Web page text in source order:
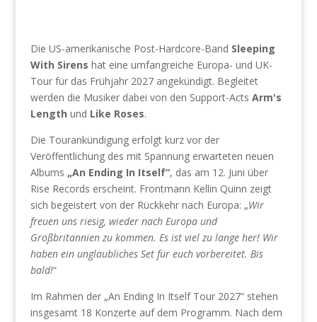
Die US-amerikanische Post-Hardcore-Band Sleeping
With Sirens hat eine umfangreiche Europa- und UK-
Tour für das Frühjahr 2027 angekündigt. Begleitet
werden die Musiker dabei von den Support-Acts Arm's
Length und Like Roses.
Die Tourankündigung erfolgt kurz vor der
Veröffentlichung des mit Spannung erwarteten neuen
Albums „An Ending In Itself“, das am 12. Juni über
Rise Records erscheint. Frontmann Kellin Quinn zeigt
sich begeistert von der Rückkehr nach Europa: „Wir
freuen uns riesig, wieder nach Europa und
Großbritannien zu kommen. Es ist viel zu lange her! Wir
haben ein unglaubliches Set für euch vorbereitet. Bis
bald!“
Im Rahmen der „An Ending In Itself Tour 2027“ stehen
insgesamt 18 Konzerte auf dem Programm. Nach dem